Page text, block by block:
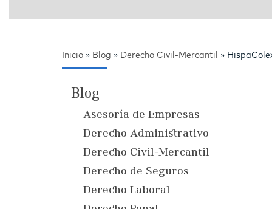
Inicio » Blog » Derecho Civil-Mercantil »
Blog
Asesoría de Empresas
Derecho Administrativo
Derecho Civil-Mercantil
Derecho de Seguros
Derecho Laboral